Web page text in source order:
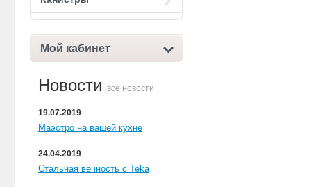
Мой кабинет
Новости все новости
19.07.2019
Маэстро на вашей кухне
24.04.2019
Стальная вечность с Teka